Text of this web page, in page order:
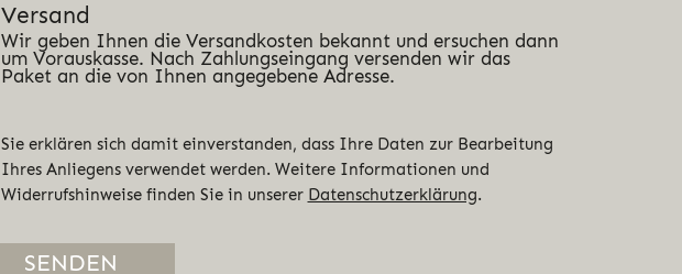
Versand
Wir geben Ihnen die Versandkosten bekannt und ersuchen dann
um Vorauskasse. Nach Zahlungseingang versenden wir das
Paket an die von Ihnen angegebene Adresse.
Sie erklären sich damit einverstanden, dass Ihre Daten zur Bearbeitung
Ihres Anliegens verwendet werden. Weitere Informationen und
Widerrufshinweise finden Sie in unserer Datenschutzerklärung.